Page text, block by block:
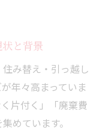
と背景
み替え・引っ越し
年々高まっていま
片付く」「廃棄費
めています。